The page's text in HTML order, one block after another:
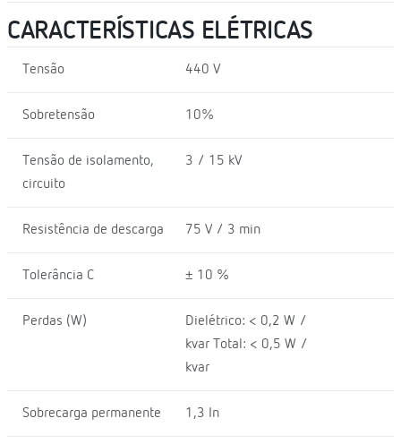
CARACTERÍSTICAS ELÉTRICAS
Tensão 440 V
Sobretensão 10%
Tensão de isolamento,
circuito
3 / 15 kV
Resistência de descarga 75 V / 3 min
Tolerância C ± 10 %
Perdas (W)
Dielétrico: < 0,2 W /
kvar Total: < 0,5 W /
kvar
Sobrecarga permanente 1,3 In